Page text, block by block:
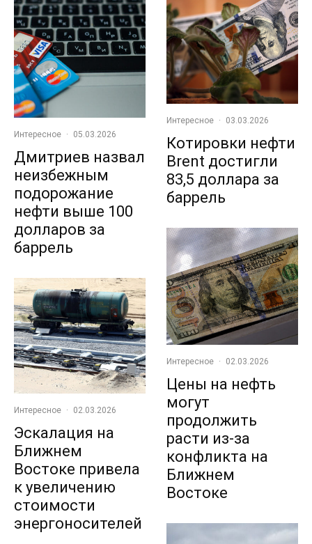
Интересное · 05.03.2026
Дмитриев назвал
неизбежным
подорожание
нефти выше 100
долларов за
баррель
Интересное · 02.03.2026
Эскалация на
Ближнем
Востоке привела
к увеличению
стоимости
энергоносителей
Интересное · 03.03.2026
Котировки нефти
Brent достигли
83,5 доллара за
баррель
Интересное · 02.03.2026
Цены на нефть
могут
продолжить
расти из-за
конфликта на
Ближнем
Востоке